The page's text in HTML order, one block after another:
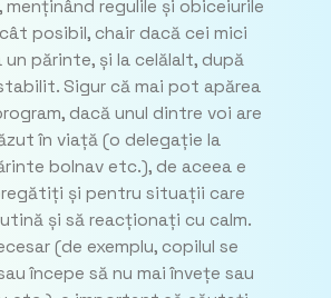
regulile și obiceiurile
posibil, chair dacă cei mici
un părinte, și la celălalt, după
Sigur că mai pot apărea
dacă unul dintre voi are
în viață (o delegație la
bolnav etc.), de aceea e
și pentru situații care
și să reacționați cu calm.
(de exemplu, copilul se
începe să nu mai învețe sau